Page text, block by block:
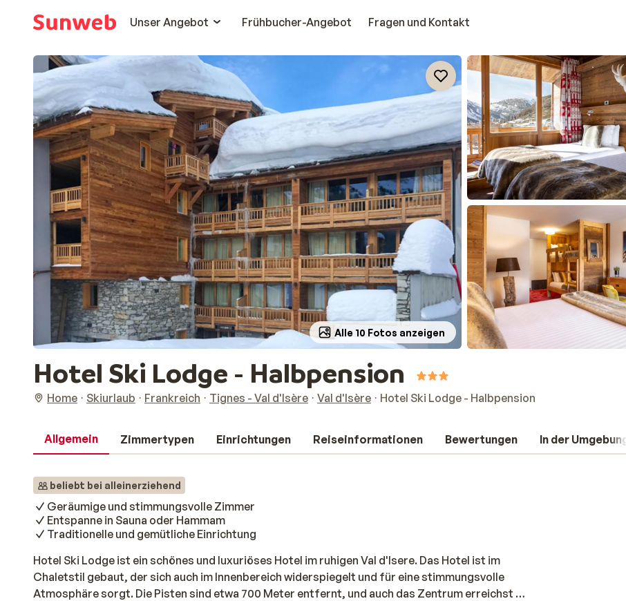
Unser Angebot
Frühbucher-Angebot Fragen und Kontakt
Alle 10 Fotos anzeigen
Hotel Ski Lodge - Halbpension
Home Skiurlaub Frankreich Tignes - Val d'Isère Val d'Isère Hotel Ski Lodge - Halbpension
Allgemein Zimmertypen Einrichtungen Reiseinformationen Bewertungen In der Umgebung
beliebt bei alleinerziehend
Geräumige und stimmungsvolle Zimmer
Entspanne in Sauna oder Hammam
Traditionelle und gemütliche Einrichtung
Hotel Ski Lodge ist ein schönes und luxuriöses Hotel im ruhigen Val d'Isere. Das Hotel ist im
Chaletstil gebaut, der sich auch im Innenbereich widerspiegelt und für eine stimmungsvolle
Atmosphäre sorgt. Die Pisten sind etwa 700 Meter entfernt, und auch das Zentrum erreichst du